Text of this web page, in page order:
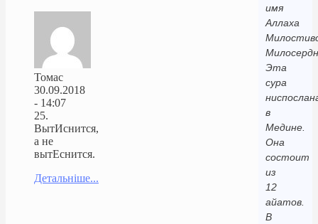
имя
Аллаха
Эта
сура
в
Медине.
Она
состоит
из
12
айатов.
В
Томас
30.09.2018
- 14:07
25.
ВытИснится,
а не
вытЕснится.
Детальніше...